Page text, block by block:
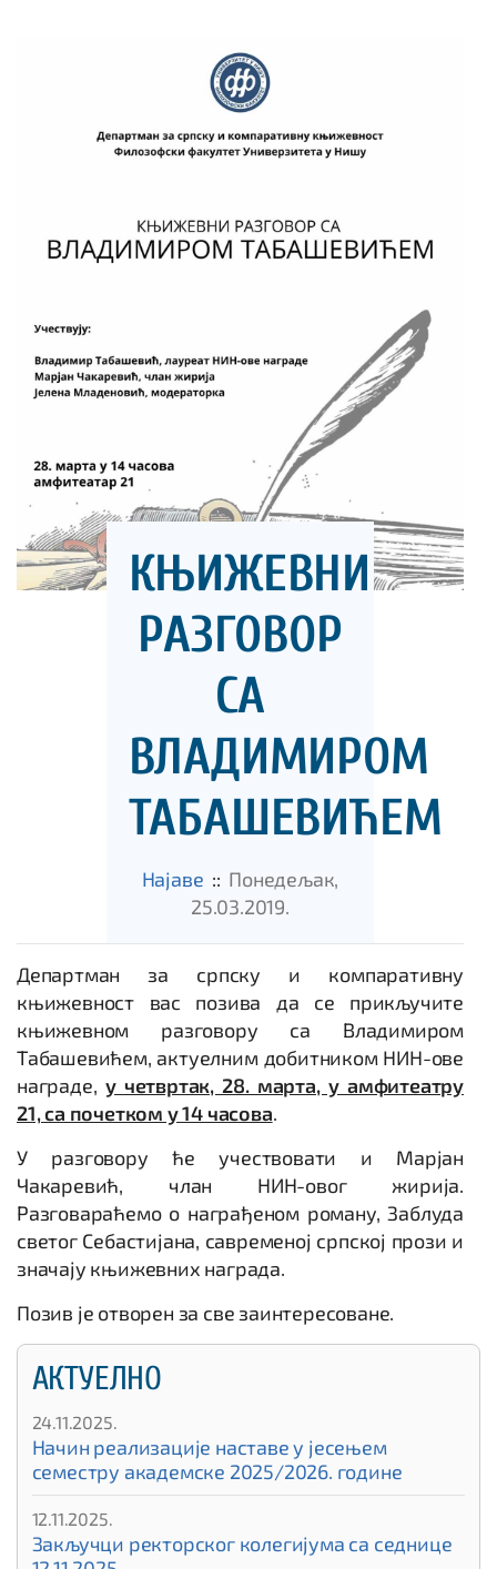
КЊИЖЕВНИ
РАЗГОВОР
СА
ВЛАДИМИРОМ
ТАБАШЕВИЋЕМ
Најаве :: Понедељак,
25.03.2019.
Департман за српску и компаративну
књижевност вас позива да се прикључите
књижевном разговору са Владимиром
Табашевићем, актуелним добитником НИН-ове
награде, у четвртак, 28. марта, у амфитеатру
21, са почетком у 14 часова.
У разговору ће учествовати и Марјан
Чакаревић, члан НИН-овог жирија.
Разговараћемо о награђеном роману, Заблуда
светог Себастијана, савременој српској прози и
значају књижевних награда.
Позив је отворен за све заинтересоване.
АКТУЕЛНО
24.11.2025.
Начин реализације наставе у јесењем
семестру академске 2025/2026. године
12.11.2025.
Закључци ректорског колегијума са седнице